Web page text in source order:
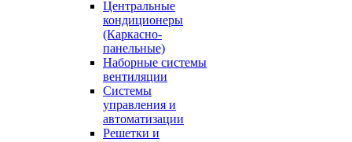
Центральные
кондиционеры
(Каркасно-
панельные)
Наборные системы
вентиляции
Системы
управления и
автоматизации
Решетки и